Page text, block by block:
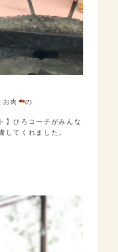
お肉 の
】ひろコーチがみんな
してくれました。